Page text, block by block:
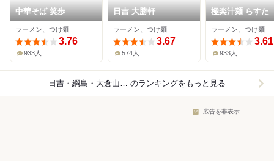
中華そば 笑歩
ラーメン、つけ麺
3.76
933人
日吉 大勝軒
ラーメン、つけ麺
3.67
574人
極楽汁麺 らすた
ラーメン、つけ麺
3.61
933人
日吉・綱島・大倉山×ラーメン のランキングをもっと見る
広告を非表示